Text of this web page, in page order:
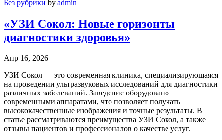
Без рубрики by admin
«УЗИ Сокол: Новые горизонты
диагностики здоровья»
Апр 16, 2026
УЗИ Сокол — это современная клиника, специализирующаяся
на проведении ультразвуковых исследований для диагностики
различных заболеваний. Заведение оборудовано
современными аппаратами, что позволяет получать
высококачественные изображения и точные результаты. В
статье рассматриваются преимущества УЗИ Сокол, а также
отзывы пациентов и профессионалов о качестве услуг.